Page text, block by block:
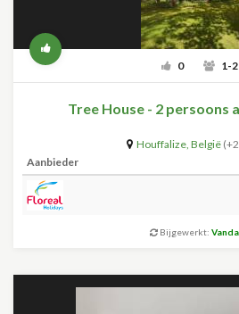
0 1-2
Tree House - 2 persoons
Houffalize, België
Aanbieder
Bijgewerkt: